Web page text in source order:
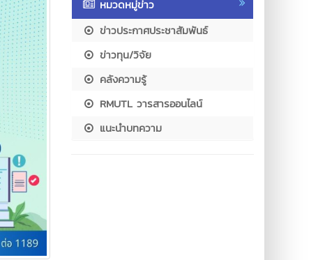
หมวดหมู่ข่าว
ข่าวประกาศประชาสัมพันธ์
ข่าวทุน/วิจัย
คลังความรู้
RMUTL วารสารออนไลน์
แนะนำบทความ